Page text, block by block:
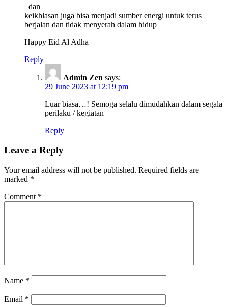
_dan_
keikhlasan juga bisa menjadi sumber energi untuk terus
berjalan dan tidak menyerah dalam hidup
Happy Eid Al Adha
Reply
Admin Zen says:
29 June 2023 at 12:19 pm
Luar biasa…! Semoga selalu dimudahkan dalam segala
perilaku / kegiatan
Reply
Leave a Reply
Your email address will not be published. Required fields are
marked *
Comment *
Name *
Email *